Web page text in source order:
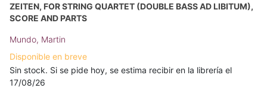
ZEITEN, FOR STRING QUARTET (DOUBLE BASS AD LIBITUM),
SCORE AND PARTS
Mundo, Martin
Disponible en breve
Sin stock. Si se pide hoy, se estima recibir en la librería el
17/08/26